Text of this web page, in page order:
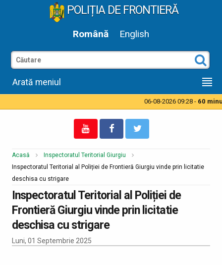
POLIȚIA DE FRONTIERĂ
Română English
Arată meniul
06-08-2026 09:28 -60
Acasă
Inspectoratul Teritorial Giurgiu
Inspectoratul Teritorial al Poliției de Frontieră Giurgiu vinde prin licitatie
deschisa cu strigare
Inspectoratul Teritorial al Poliției de
Frontieră Giurgiu vinde prin licitatie
deschisa cu strigare
Luni, 01 Septembrie 2025